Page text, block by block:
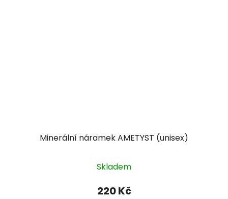
Minerální náramek AMETYST (unisex)
Skladem
220 Kč